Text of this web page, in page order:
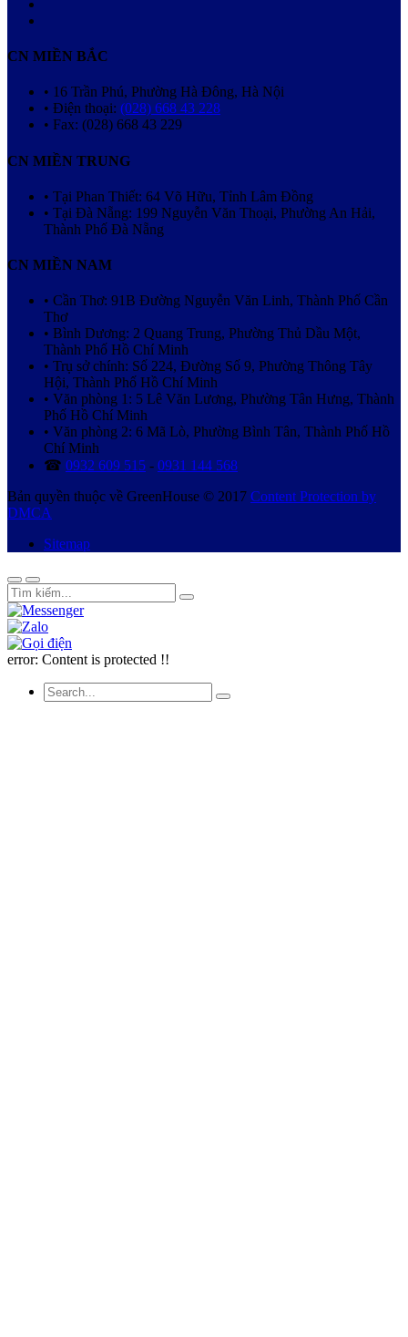
CN MIỀN BẮC
• 16 Trần Phú, Phường Hà Đông, Hà Nội
• Điện thoại: (028) 668 43 228
• Fax: (028) 668 43 229
CN MIỀN TRUNG
• Tại Phan Thiết: 64 Võ Hữu, Tỉnh Lâm Đồng
• Tại Đà Nẵng: 199 Nguyễn Văn Thoại, Phường An Hải,
Thành Phố Đà Nẵng
CN MIỀN NAM
• Cần Thơ: 91B Đường Nguyễn Văn Linh, Thành Phố Cần
Thơ
• Bình Dương: 2 Quang Trung, Phường Thủ Dầu Một,
Thành Phố Hồ Chí Minh
• Trụ sở chính: Số 224, Đường Số 9, Phường Thông Tây
Hội, Thành Phố Hồ Chí Minh
• Văn phòng 1: 5 Lê Văn Lương, Phường Tân Hưng, Thành
Phố Hồ Chí Minh
• Văn phòng 2: 6 Mã Lò, Phường Bình Tân, Thành Phố Hồ
Chí Minh
☎ 0932 609 515 - 0931 144 568
Bản quyền thuộc về GreenHouse © 2017 Content Protection by
DMCA
Sitemap
error: Content is protected !!